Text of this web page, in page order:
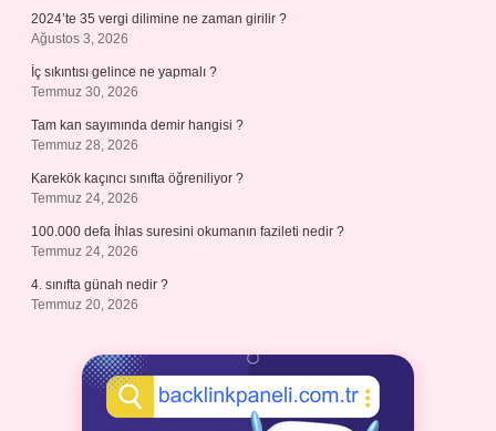
2024’te 35 vergi dilimine ne zaman girilir ?
Ağustos 3, 2026
İç sıkıntısı gelince ne yapmalı ?
Temmuz 30, 2026
Tam kan sayımında demir hangisi ?
Temmuz 28, 2026
Karekök kaçıncı sınıfta öğreniliyor ?
Temmuz 24, 2026
100.000 defa İhlas suresini okumanın fazileti nedir ?
Temmuz 24, 2026
4. sınıfta günah nedir ?
Temmuz 20, 2026